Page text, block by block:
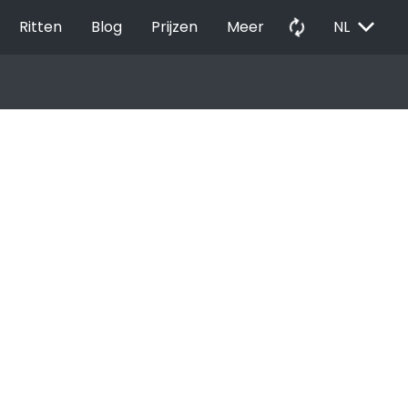
Ritten Blog Prijzen Meer autorenew NL EXPAND_MORE